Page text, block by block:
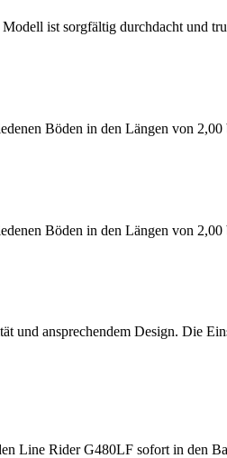
ist sorgfältig durchdacht und
Böden in den Längen von 2,00
Böden in den Längen von 2,00
ansprechendem Design. Die
Line Rider G480LF sofort in den